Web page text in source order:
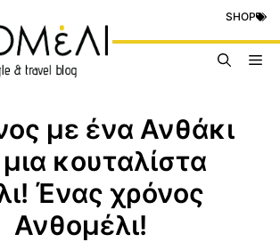
SHOP
με ένα Ανθάκι
μια κουταλίστα
Ένας χρόνος
Ανθομέλι!